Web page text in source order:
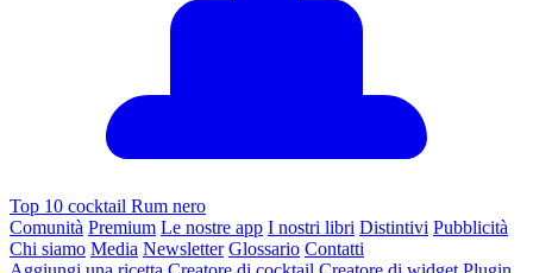
Top 10 cocktail Rum nero
Comunità Premium Le nostre app I nostri libri Distintivi Pubblicità
Chi siamo Media Newsletter Glossario Contatti